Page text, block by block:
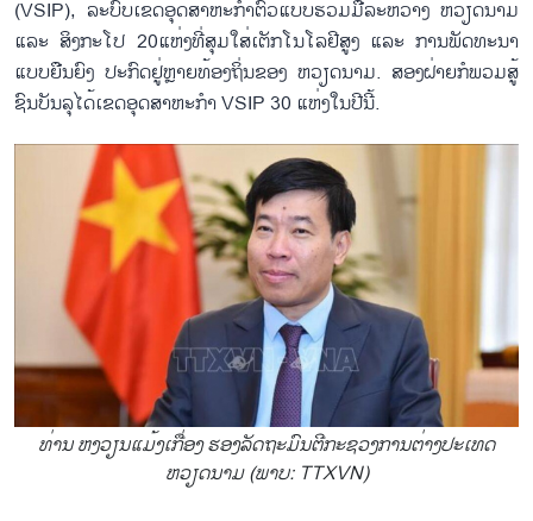
(VSIP), ລະ​ບົບ​ເຂດ​ອຸດ​ສາ​ຫະ​ກຳ​ຕົວ​ແບບ​ຮ່ວມ​ມື​ລະ​ຫວ່າງ ຫວຽດ​ນາມ
ແລະ ສິງ​ກະ​ໂປ 20ແຫ່ງ​ທີ່ສຸມ​ໃສ່​ເຕັກ​ໂນ​ໂລ​ຢີ​ສູງ ແລະ ກາ​ນ​ພັດ​ທະ​ນາ​
ແບບ​ຍືນ​ຍົງ ປະ​ກົດ​ຢູ່ຫຼາຍ​ທ້ອງ​ຖິ່ນ​ຂອງ ຫວຽດ​ນາມ. ສອງ​ຝ່າຍ​ກໍ​ພວມ​ສູ້​
ຊົນ​ບັນ​ລຸ​ໄດ້ເຂດ​ອຸດ​ສາ​ຫະ​ກຳ VSIP 30 ແຫ່ງໃນ​ປີ​ນີ້.
ທ່ານ ຫງວຽນ​ແມ້ງ​ເກື່ອງ ຮອງ​ລັດ​ຖະ​ມົນ​ຕີ​ກະ​ຊວງ​ການ​ຕ່າງ​ປະ​ເທດ
ຫວຽດ​ນາມ (ພາບ: TTXVN)